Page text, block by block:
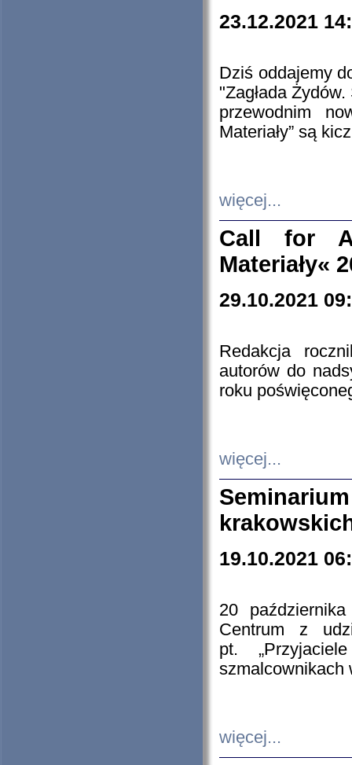
23.12.2021
Dziś oddajemy
"Zagłada
przewodnim
Materiały” są
więcej...
Call for
Materiały«
29.10.2021
Redakcja
autorów do
roku
więcej...
19.10.2021
20
Centrum z
pt.
szmalcownikach
więcej...